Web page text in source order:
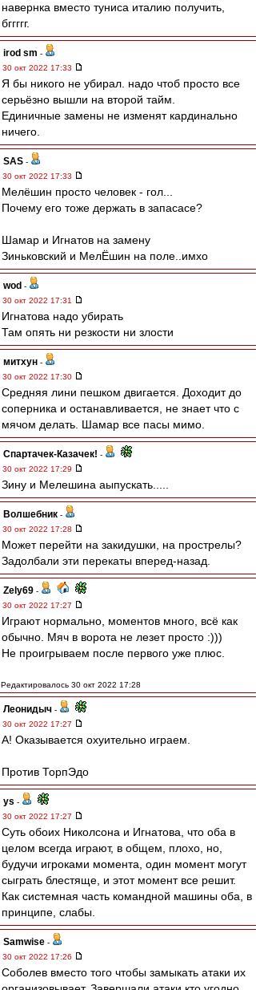
навернка вместо туниса италию получить,
бггггг.
irod sm -
30 окт 2022 17:33
Я бы никого не убирал. надо чтоб просто все
серьёзно вышли на второй тайм.
Единичные замены не изменят кардинально
ничего.
SAS -
30 окт 2022 17:33
Мелёшин просто человек - гол...
Почему его тоже держать в запасасе?
Шамар и Игнатов на замену
Зиньковский и МелЁшин на поле..имхо
wod -
30 окт 2022 17:31
Игнатова надо убирать
Там опять ни резкости ни злости
митхун -
30 окт 2022 17:30
Средняя лини пешком двигается. Доходит до
соперника и останавливается, не знает что с
мячом делать. Шамар все пасы мимо.
Спартачек-Казачек! -
30 окт 2022 17:29
Зину и Мелешина аыпускать.....
Волшебник -
30 окт 2022 17:28
Может перейти на закидушки, на прострелы?
Задолбали эти перекаты вперед-назад.
Zely69 -
30 окт 2022 17:27
Играют нормально, моментов много, всё как
обычно. Мяч в ворота не лезет просто :)))
Не проигрываем после первого уже плюс.
Редактировалось 30 окт 2022 17:28
Леонидыч -
30 окт 2022 17:27
А! Оказывается охуительно играем.
Против ТорпЭдо
ys -
30 окт 2022 17:27
Суть обоих Николсона и Игнатова, что оба в
целом всегда играют, в общем, плохо, но,
будучи игроками момента, один момент могут
сыграть блестяще, и этот момент все решит.
Как системная часть командной машины оба, в
принципе, слабы.
Samwise -
30 окт 2022 17:26
Соболев вместо того чтобы замыкать атаки их